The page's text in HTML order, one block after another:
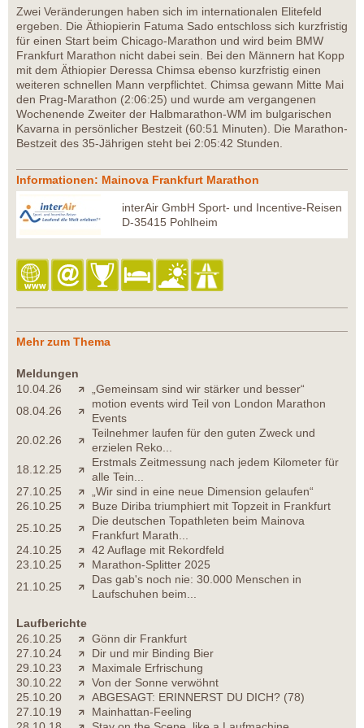
Zwei Veränderungen haben sich im internationalen Elitefeld
ergeben. Die Äthiopierin Fatuma Sado entschloss sich kurzfristig
für einen Start beim Chicago-Marathon und wird beim BMW
Frankfurt Marathon nicht dabei sein. Bei den Männern hat Kopp
mit dem Äthiopier Deressa Chimsa ebenso kurzfristig einen
weiteren schnellen Mann verpflichtet. Chimsa gewann Mitte Mai
den Prag-Marathon (2:06:25) und wurde am vergangenen
Wochenende Zweiter der Halbmarathon-WM im bulgarischen
Kavarna in persönlicher Bestzeit (60:51 Minuten). Die Marathon-
Bestzeit des 35-Jährigen steht bei 2:05:42 Stunden.
Informationen: Mainova Frankfurt Marathon
interAir GmbH Sport- und Incentive-Reisen
D-35415 Pohlheim
Mehr zum Thema
Meldungen
10.04.26
„Gemeinsam sind wir stärker und besser“
08.04.26
motion events wird Teil von London Marathon
Events
20.02.26
Teilnehmer laufen für den guten Zweck und
erzielen Reko...
18.12.25
Erstmals Zeitmessung nach jedem Kilometer für
alle Tein...
27.10.25
„Wir sind in eine neue Dimension gelaufen“
26.10.25
Buze Diriba triumphiert mit Topzeit in Frankfurt
25.10.25
Die deutschen Topathleten beim Mainova
Frankfurt Marath...
24.10.25
42 Auflage mit Rekordfeld
23.10.25
Marathon-Splitter 2025
21.10.25
Das gab's noch nie: 30.000 Menschen in
Laufschuhen beim...
Laufberichte
26.10.25
Gönn dir Frankfurt
27.10.24
Dir und mir Binding Bier
29.10.23
Maximale Erfrischung
30.10.22
Von der Sonne verwöhnt
25.10.20
ABGESAGT: ERINNERST DU DICH? (78)
27.10.19
Mainhattan-Feeling